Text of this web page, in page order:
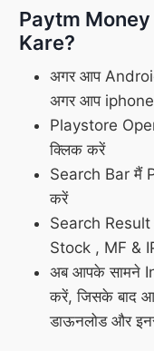
Paytm
Kare?
अगर आप
अगर आप
Playstore
क्लिक करें
Search Bar मैं
करें
Search
Stock , MF &
अब आपके सामने
करें, जिसके बाद
डाऊनलोड और